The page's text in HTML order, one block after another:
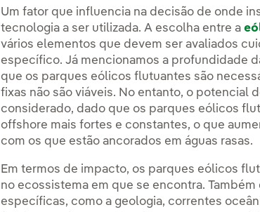
Um fator que influencia na decisão de onde
tecnologia a ser utilizada. A escolha entre a
vários elementos que devem ser avaliados
específico. Já mencionamos a profundidade
que os parques eólicos flutuantes são
fixas não são viáveis. No entanto, o potencial
considerado, dado que os parques eólicos
offshore mais fortes e constantes, o que
com os que estão ancorados em águas rasas.
Em termos de impacto, os parques eólicos
no ecossistema em que se encontra.
específicas, como a geologia, correntes